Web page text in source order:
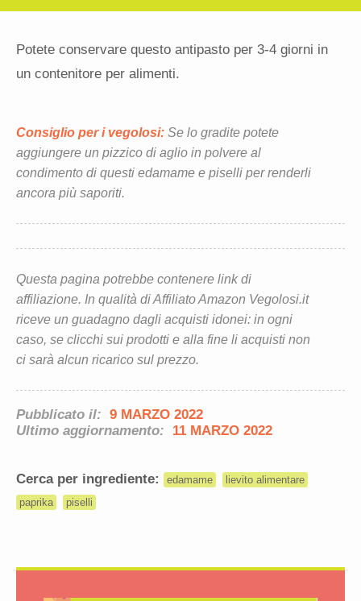
Potete conservare questo antipasto per 3-4 giorni in
un contenitore per alimenti.
Consiglio per i vegolosi: Se lo gradite potete
aggiungere un pizzico di aglio in polvere al
condimento di questi edamame e piselli per renderli
ancora più saporiti.
Questa pagina potrebbe contenere link di
affiliazione. In qualità di Affiliato Amazon Vegolosi.it
riceve un guadagno dagli acquisti idonei: in ogni
caso, se clicchi sui prodotti e alla fine li acquisti non
ci sarà alcun ricarico sul prezzo.
Pubblicato il: 9 MARZO 2022
Ultimo aggiornamento:
11 MARZO 2022
Cerca per ingrediente: edamame
lievito alimentare
paprika
piselli